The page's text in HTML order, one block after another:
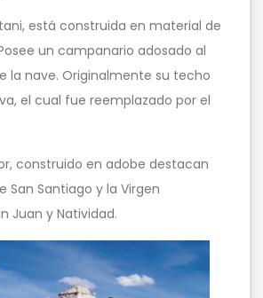
está construida en material de
un campanario adosado al
la nave. Originalmente su techo
el cual fue reemplazado por el
construido en adobe destacan
San Santiago y la Virgen
Juan y Natividad.